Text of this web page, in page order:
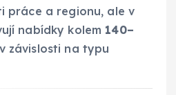
práce a regionu, ale v
nabídky kolem 140–
závislosti na typu